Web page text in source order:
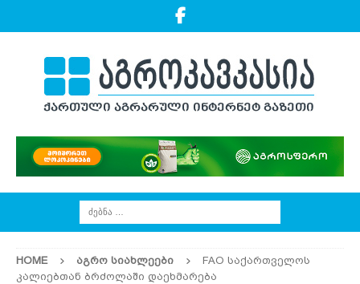
HOME ᲐᲒᲠᲝ ᲡᲘᲐᲮᲚᲔᲔᲑᲘ
FAO საქართველოს
კალიებთან ბრძოლაში დაეხმარება